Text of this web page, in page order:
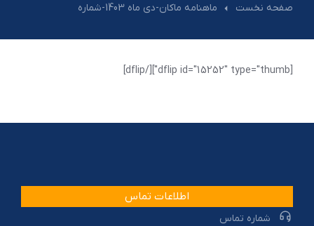
مکان شما:
صفحه نخست ماهنامه ماکان-دی ماه 1403-شماره
[dflip id="15252" type="thumb"][/dflip]
اطلاعات تماس
شماره تماس